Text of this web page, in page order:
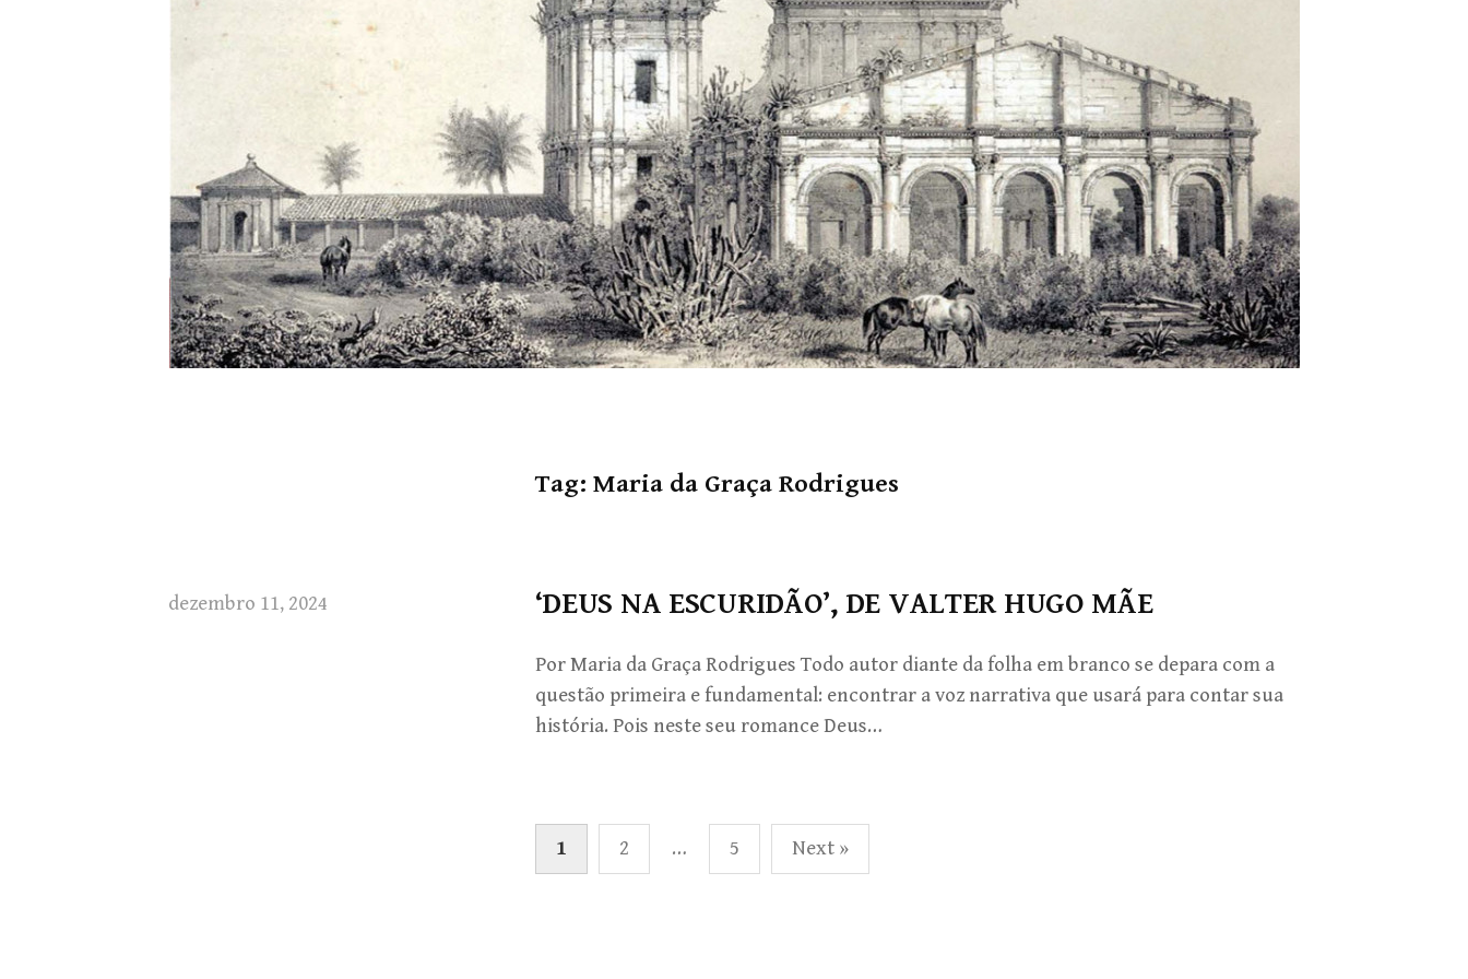
Tag: Maria da Graça Rodrigues
dezembro 11, 2024 ‘DEUS NA ESCURIDÃO’, DE VALTER HUGO MÃE
Por Maria da Graça Rodrigues Todo autor diante da folha em branco se depara com a
questão primeira e fundamental: encontrar a voz narrativa que usará para contar sua
história. Pois neste seu romance Deus…
Paginação
de
1 2 … 5 Next »